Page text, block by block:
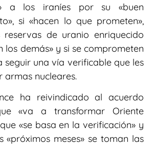
a los iraníes por su «buen
si «hacen lo que prometen»,
reservas de uranio enriquecido
los demás» y si se comprometen
una vía verificable que les
armas nucleares.
ha reivindicado al acuerdo
«va a transformar Oriente
«se basa en la verificación» y
«próximos meses» se toman las